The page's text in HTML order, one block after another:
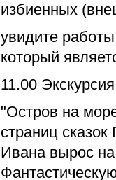
избиенных
увидите
который
11.00
"Остров на
страниц
Ивана вырос